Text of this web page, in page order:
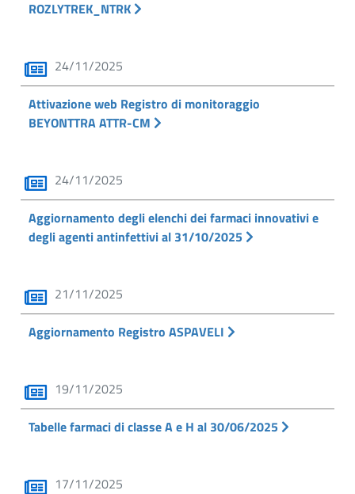
ROZLYTREK_NTRK
24/11/2025
Attivazione web Registro di monitoraggio
BEYONTTRA ATTR-CM
24/11/2025
Aggiornamento degli elenchi dei farmaci innovativi e
degli agenti antinfettivi al 31/10/2025
21/11/2025
Aggiornamento Registro ASPAVELI
19/11/2025
Tabelle farmaci di classe A e H al 30/06/2025
17/11/2025